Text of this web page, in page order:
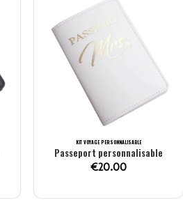
KIT VOYAGE PERSONNALISABLE
Passeport personnalisable
€20.00